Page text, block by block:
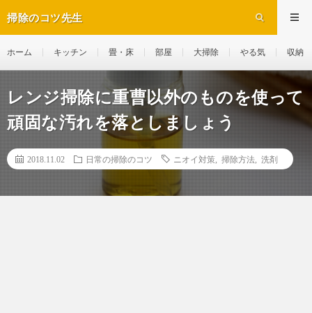
掃除のコツ先生
ホーム キッチン 畳・床 部屋 大掃除 やる気 収納
レンジ掃除に重曹以外のものを使って
頑固な汚れを落としましょう
2018.11.02 日常の掃除のコツ ニオイ対策 掃除方法 洗剤